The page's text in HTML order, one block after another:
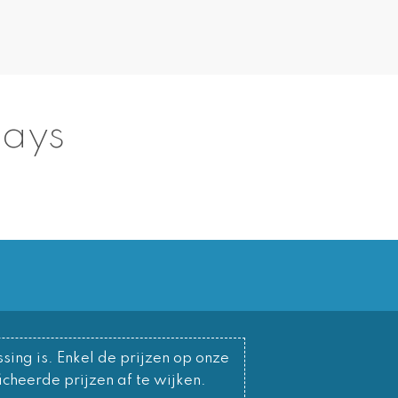
is. Enkel de prijzen op onze
prijzen af te wijken.